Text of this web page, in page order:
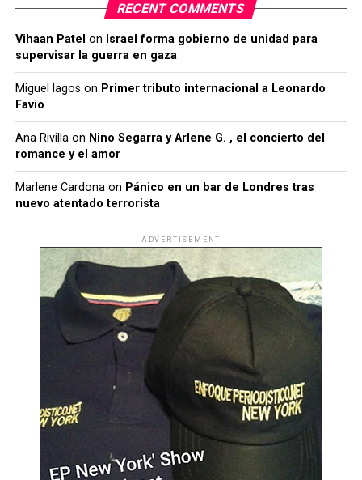
RECENT COMMENTS
Vihaan Patel on Israel forma gobierno de unidad para
supervisar la guerra en gaza
Miguel lagos on Primer tributo internacional a Leonardo
Favio
Ana Rivillaon Nino Segarra y Arlene G. , el concierto del
romance y el amor
Marlene Cardonaon Pánico en un bar de Londres tras
nuevo atentado terrorista
ADVERTISEMENT